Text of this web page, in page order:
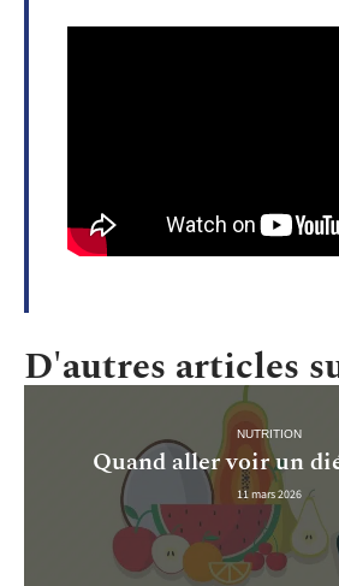
D'autres articles
NUTRITION
Quand aller voir un
11 mars 2026